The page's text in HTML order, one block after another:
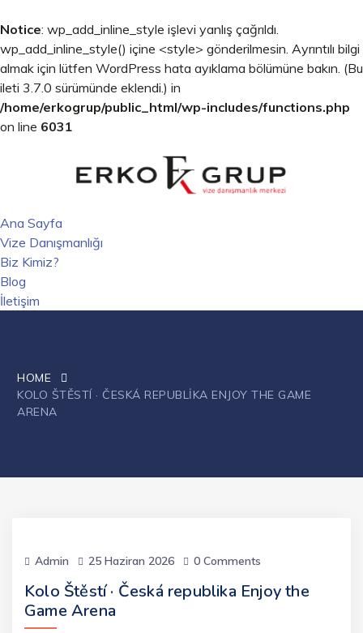
Notice: wp_add_inline_style işlevi yanlış çağrıldı.
wp_add_inline_style() içine <style> gönderilmesin. Ayrıntılı bilgi
almak için lütfen WordPress hata ayıklama bölümüne bakın. (Bu
ileti 3.7.0 sürümünde eklendi.) in
/home/erkogrup/public_html/wp-includes/functions.php
on line 6031
Ana Sayfa
Vize Danışmanlığı
Biz Kimiz?
Blog
İletişim
HOME
KOLO ŠTĚSTÍ · ČESKÁ REPUBLIKA ENJOY THE GAME
ARENA
Admin 25 Haziran 2026 0 Comments
Kolo Štěstí · Česká republika Enjoy the
Game Arena